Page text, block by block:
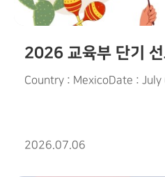
2026 교육부 단기
Country : MexicoDate : July
2026.07.06